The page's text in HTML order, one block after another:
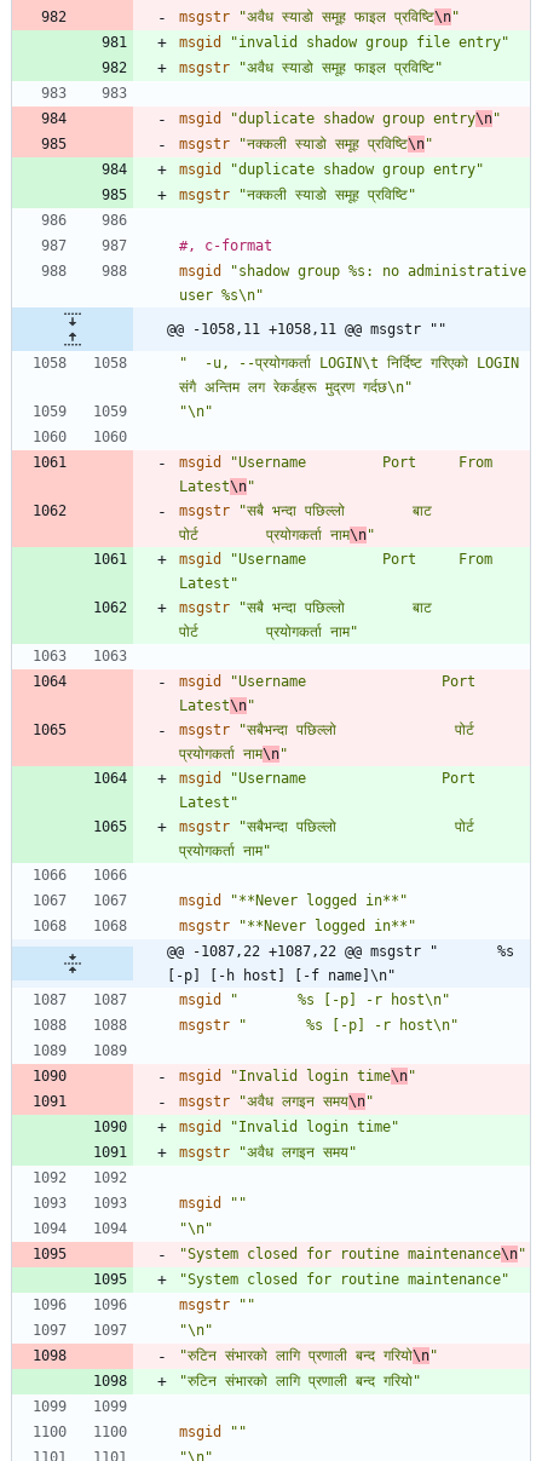
msgstr "अवैध स्याडो समूह फाइल प्रविष्टि\n"
msgid
"invalid shadow group file entry"
msgstr
"अवैध स्याडो समूह फाइल प्रविष्टि"
msgid "duplicate shadow group entry\n"
msgstr
"नक्कली स्याडो समूह प्रविष्टि\n"
msgid
"duplicate shadow group entry"
msgstr
"नक्कली स्याडो समूह प्रविष्टि"
#, c-format
msgid
"shadow group %s: no administrative
user %s\n"
@@ -1058,11 +1058,11 @@ msgstr ""
"  -u, --प्रयोगकर्ता LOGIN\t निर्दिष्ट गरिएको LOGIN
संगै अन्तिम लग रेकर्डहरू मुद्रण गर्दछ\n"
"\n"
msgid
"Username         Port     From
Latest\n"
msgstr
"सबै भन्दा पछिल्लो        बाट
पोर्ट        प्रयोगकर्ता नाम\n"
msgid
"Username         Port     From
Latest"
msgstr
"सबै भन्दा पछिल्लो        बाट
पोर्ट        प्रयोगकर्ता नाम"
msgid
"Username                Port
Latest\n"
msgstr
"सबैभन्दा पछिल्लो              पोर्ट
प्रयोगकर्ता नाम\n"
msgid
"Username                Port
Latest"
msgstr
"सबैभन्दा पछिल्लो              पोर्ट
प्रयोगकर्ता नाम"
msgid
"**Never logged in**"
msgstr
"**Never logged in**"
@@ -1087,22 +1087,22 @@ msgstr "       %s
[-p] [-h host] [-f name]\n"
msgid
"       %s [-p] -r host\n"
msgstr
"       %s [-p] -r host\n"
msgid "Invalid login time\n"
msgstr
"अवैध लगइन समय\n"
msgid
"Invalid login time"
msgstr
"अवैध लगइन समय"
msgid
""
"\n"
"System closed for routine maintenance\n"
"System closed for routine maintenance"
msgstr
""
"\n"
"रुटिन संभारको लागि प्रणाली बन्द गरियो\n"
"रुटिन संभारको लागि प्रणाली बन्द गरियो"
msgid
""
"\n"